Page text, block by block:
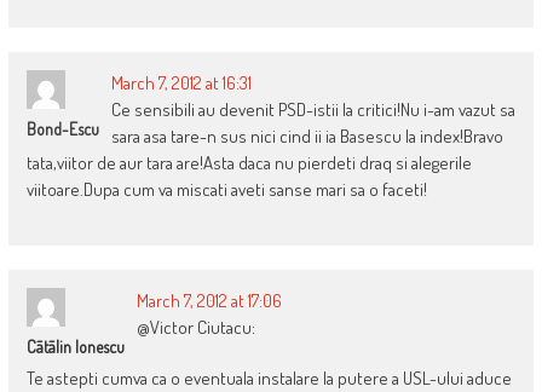
Bond-Escu
March 7, 2012 at 16:31
Ce sensibili au devenit PSD-istii la critici!Nu i-am vazut sa
sara asa tare-n sus nici cind ii ia Basescu la index!Bravo
tata,viitor de aur tara are!Asta daca nu pierdeti draq si alegerile
viitoare.Dupa cum va miscati aveti sanse mari sa o faceti!
Cãtãlin Ionescu
March 7, 2012 at 17:06
@Victor Ciutacu:
Te astepti cumva ca o eventuala instalare la putere a USL-ului aduce